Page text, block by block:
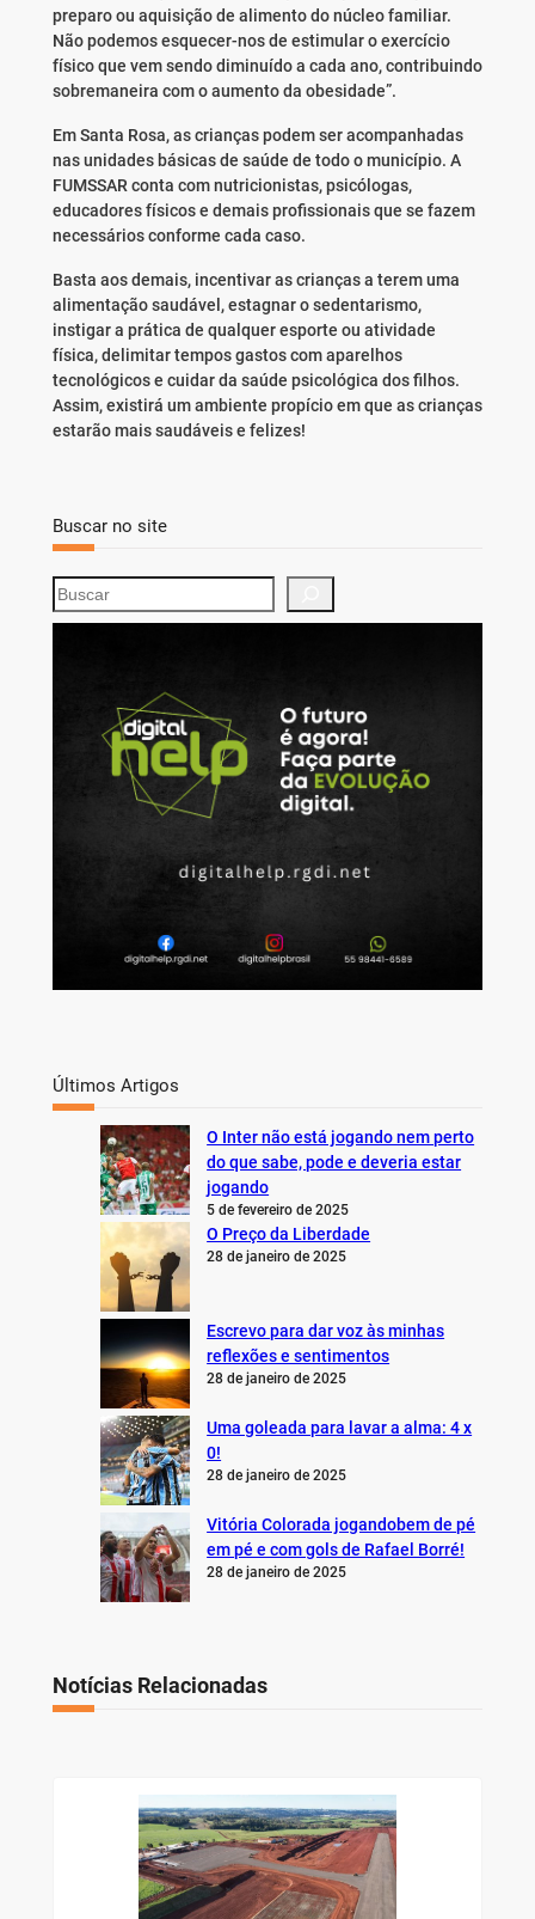
preparo ou aquisição de alimento do núcleo familiar.
Não podemos esquecer-nos de estimular o exercício
físico que vem sendo diminuído a cada ano, contribuindo
sobremaneira com o aumento da obesidade”.
Em Santa Rosa, as crianças podem ser acompanhadas
nas unidades básicas de saúde de todo o município. A
FUMSSAR conta com nutricionistas, psicólogas,
educadores físicos e demais profissionais que se fazem
necessários conforme cada caso.
Basta aos demais, incentivar as crianças a terem uma
alimentação saudável, estagnar o sedentarismo,
instigar a prática de qualquer esporte ou atividade
física, delimitar tempos gastos com aparelhos
tecnológicos e cuidar da saúde psicológica dos filhos.
Assim, existirá um ambiente propício em que as crianças
estarão mais saudáveis e felizes!
Buscar no site
S
e
Últimos Artigos
O Inter não está jogando nem perto
do que sabe, pode e deveria estar
jogando
5 de fevereiro de 2025
O Preço da Liberdade
28 de janeiro de 2025
Escrevo para dar voz às minhas
reflexões e sentimentos
28 de janeiro de 2025
Uma goleada para lavar a alma: 4 x
0!
28 de janeiro de 2025
Vitória Colorada jogandobem de pé
em pé e com gols de Rafael Borré!
28 de janeiro de 2025
Notícias Relacionadas